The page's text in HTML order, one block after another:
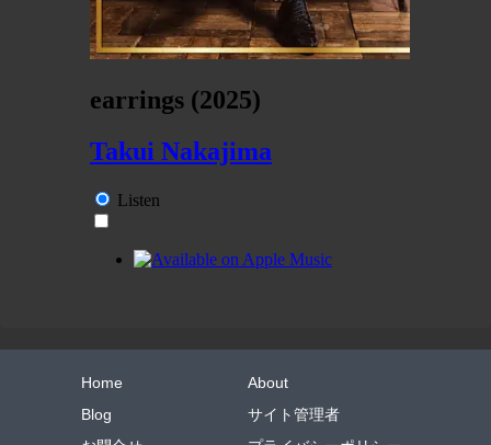
Home
About
Blog
サイト管理者